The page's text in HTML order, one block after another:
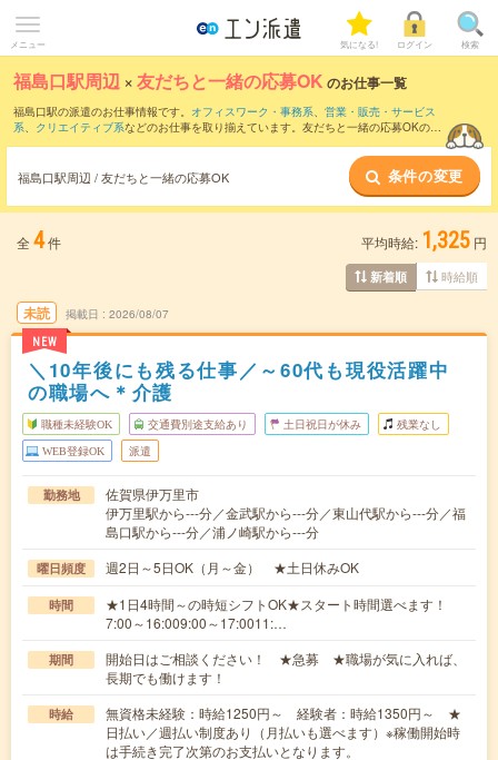
メニュー 気になる! ログイン 検索
福島口駅周辺 ×友だちと一緒の応募OK のお仕事一覧
福島口駅の派遣のお仕事情報です。 オフィスワーク・事務系、 営業・販売・サービス
系、 クリエイティブ系などのお仕事を取り揃えています。友だちと一緒の応募OKの条
福島口駅周辺 / 友だちと一緒の応募OK 条件の変更
全 4件 平均時給: 1,325 円
新着順 時給順
未読
NEW
掲載日 2026/08/07
＼10年後にも残る仕事／～60代も現役活躍中
の職場へ＊介護
職種未経験OK 交通費別途支給あり 土日祝日が休み 残業なし
WEB登録OK 派遣
勤務地
佐賀県伊万里市
伊万里駅から---分／金武駅から---分／東山代駅から---分／福
島口駅から---分／浦ノ崎駅から---分
曜日頻度 週2日～5日OK（月～金） ★土日休みOK
時間
★1日4時間～の時短シフトOK★スタート時間選べます！
7:00～16:009:00～17:0011:…
期間
開始日はご相談ください！ ★急募 ★職場が気に入れば、
長期でも働けます！
時給
無資格未経験：時給1250円～ 経験者：時給1350円～ ★
日払い／週払い制度あり（月払いも選べます）※稼働開始時
は手続き完了次第のお支払いとなります。